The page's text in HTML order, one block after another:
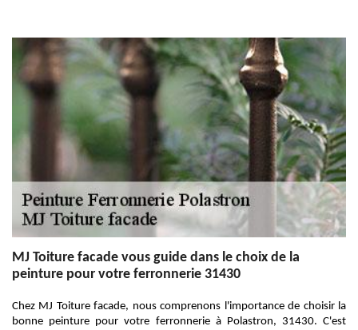
MJ Toiture facade vous guide dans le choix de la
peinture pour votre ferronnerie 31430
Chez MJ Toiture facade, nous comprenons l'importance de choisir la
bonne peinture pour votre ferronnerie à Polastron, 31430. C'est